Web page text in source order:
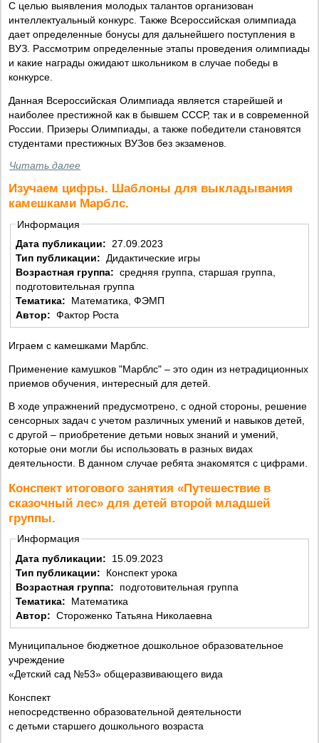
С целью выявления молодых талантов организован
интеллектуальный конкурс. Также Всероссийская олимпиада
дает определенные бонусы для дальнейшего поступления в
ВУЗ. Рассмотрим определенные этапы проведения олимпиады
и какие награды ожидают школьником в случае победы в
конкурсе.
Данная Всероссийская Олимпиада является старейшей и
наиболее престижной как в бывшем СССР, так и в современной
России. Призеры Олимпиады, а также победители становятся
студентами престижных ВУЗов без экзаменов.
Читать далее
Изучаем цифры. Шаблоны для выкладывания
камешками Марблс.
Информация
Дата публикации:
27.09.2023
Тип публикации:
Дидактические игры
Возрастная группа: средняя группа, старшая группа,
подготовительная группа
Тематика:
Математика, ФЭМП
Автор: Фактор Роста
Играем с камешками Марблс.
Применение камушков "Марблс" – это один из нетрадиционных
приемов обучения, интересный для детей.
В ходе упражнений предусмотрено, с одной стороны, решение
сенсорных задач с учетом различных умений и навыков детей,
с другой – приобретение детьми новых знаний и умений,
которые они могли бы использовать в разных видах
деятельности. В данном случае ребята знакомятся с цифрами.
Конспект итогового занятия «Путешествие в
сказочный лес» для детей второй младшей
группы.
Информация
Дата публикации:
15.09.2023
Тип публикации:
Конспект урока
Возрастная группа:
подготовительная группа
Тематика:
Математика
Автор: Стороженко Татьяна Николаевна
Муниципальное бюджетное дошкольное образовательное
учреждение
«Детский сад №53» общеразвивающего вида
Конспект
непосредственно образовательной деятельности
с детьми старшего дошкольного возраста